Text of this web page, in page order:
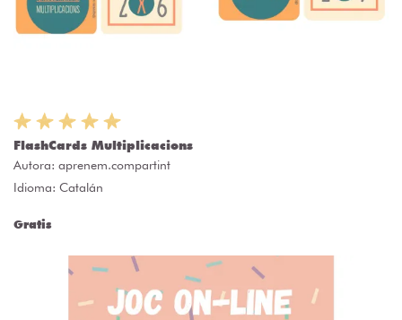
FlashCards Multiplicacions
Autora: aprenem.compartint
Idioma: Catalán
Gratis